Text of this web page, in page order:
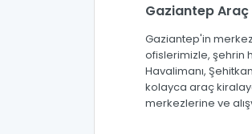
Gaziantep
Gaziantep'in
ofislerimizle, şehrin
Havalimanı,
kolayca araç
merkezlerine ve